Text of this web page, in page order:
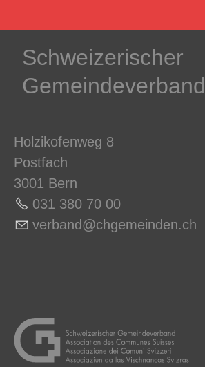
Schweizerischer
Gemeindeverband
Holzikofenweg 8
Postfach
3001 Bern
031 380 70 00
v rb nd chg m nd n ch